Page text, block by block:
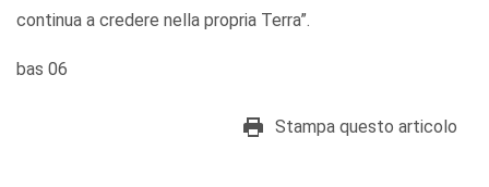
continua a credere nella propria Terra”.
bas 06
Stampa questo articolo